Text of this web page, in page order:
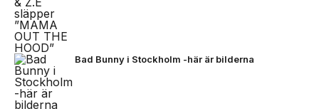
Bad Bunny i Stockholm -här är bilderna